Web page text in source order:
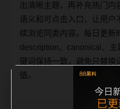
出清晰主题，再补充热门内
语义和可点击入口，让用户
续浏览同类内容。每日更新
description、canonical、
键词保持一致，避免只替换
值。